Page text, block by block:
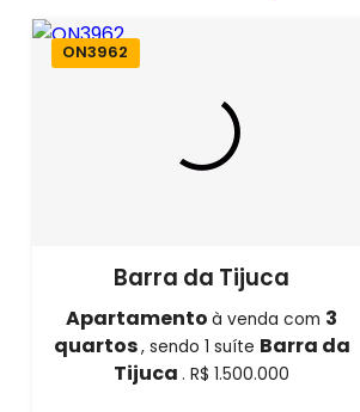
ON3962
Barra da Tijuca
Apartamentoà venda com 3
quartos, sendo 1 suíte Barra da
Tijuca. R$ 1.500.000